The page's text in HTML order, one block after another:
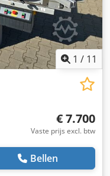
1350 mm (2019)
1 / 11
€ 7.700
Vaste prijs excl. btw
Bellen